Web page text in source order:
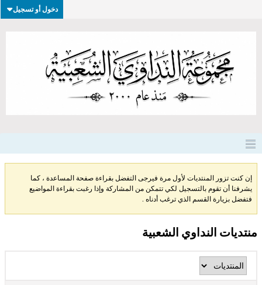
دخول أو تسجيل
إن كنت تزور المنتديات لأول مرة فيرجى التفضل بقراءة صفحة المساعدة ، كما
يشرفنا أن تقوم بالتسجيل لكي تتمكن من المشاركة وإذا رغبت بقراءة المواضيع
فتفضل بزيارة القسم الذي ترغب أدناه .
منتديات النداوي الشعبية